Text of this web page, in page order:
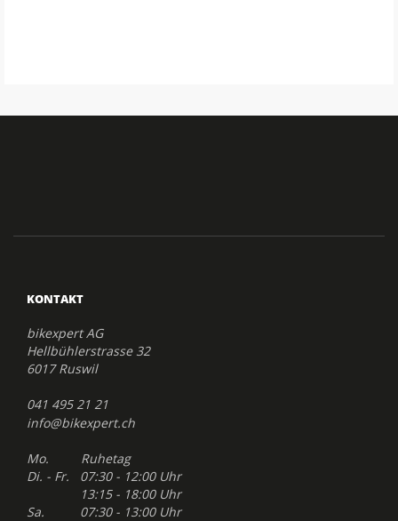
KONTAKT
bikexpert AG
Hellbühlerstrasse 32
6017 Ruswil
041 495 21 21
info@bikexpert.ch
Mo. Ruhetag
Di. - Fr. 07:30 - 12:00 Uhr
13:15 - 18:00 Uhr
Sa. 07:30 - 13:00 Uhr